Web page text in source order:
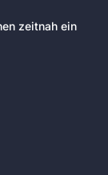
zeitnah ein